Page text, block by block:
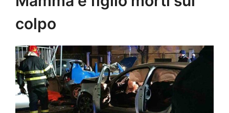
colpo